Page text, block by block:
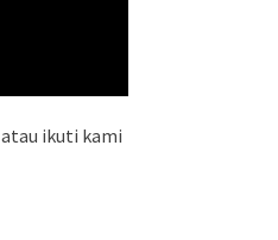
atau ikuti kami